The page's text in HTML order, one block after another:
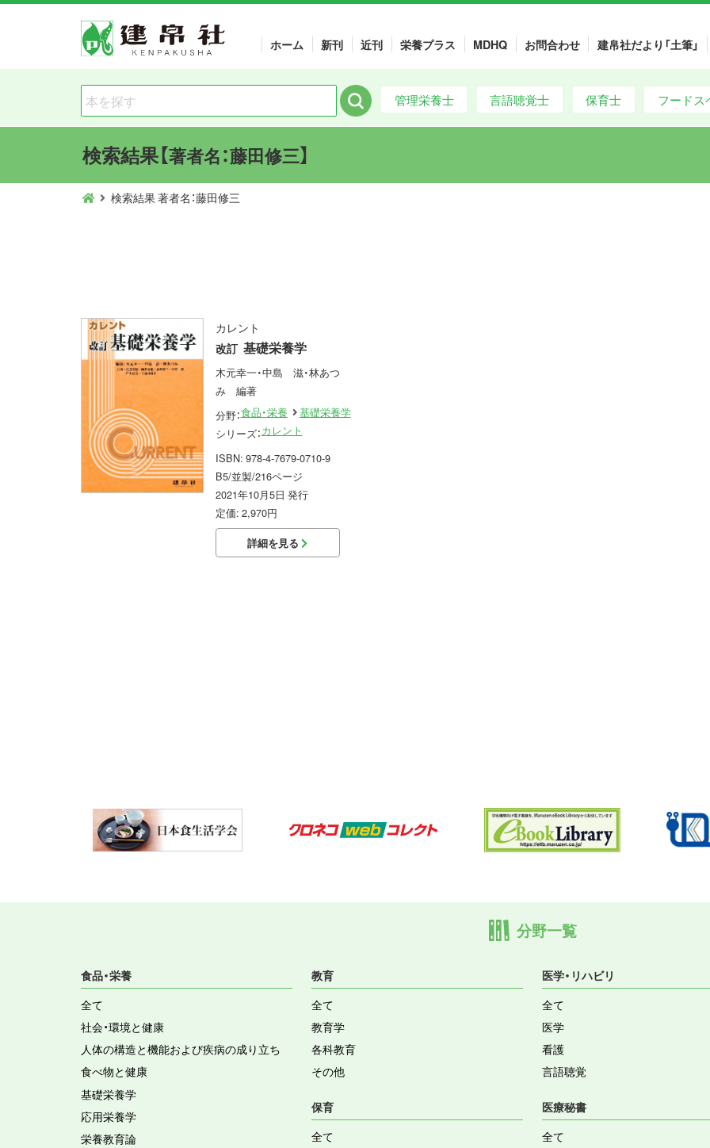
ホーム 新刊 近刊 栄養プラス MDHQ お問合わせ 建帛社だより「土筆」
管理栄養士 言語聴覚士 保育士 フードス
検索結果【著者名：藤田修三】
検索結果 著者名：藤田修三
カレント
改訂 基礎栄養学
木元幸一・中島 滋・林あつ
み 編著
分野：食品・栄養
基礎栄養学
シリーズ：カレント
ISBN: 978-4-7679-0710-9
B5/並製/216ページ
2021年10月5日 発行
定価: 2,970円
詳細を見る
分野一覧
食品・栄養
全て
社会・環境と健康
人体の構造と機能および疾病の成り立ち
食べ物と健康
基礎栄養学
応用栄養学
栄養教育論
教育
全て
教育学
各科教育
その他
保育
全て
医学・リハビリ
全て
医学
看護
言語聴覚
医療秘書
全て